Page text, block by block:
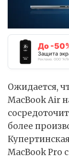
До -
Защита
Реклама. ООО
Ожидается,
MacBook Air
более
MacBook Pro